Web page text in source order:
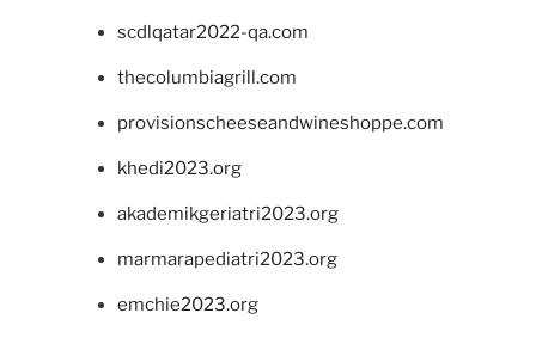
scdlqatar2022-qa.com
thecolumbiagrill.com
provisionscheeseandwineshoppe.com
khedi2023.org
akademikgeriatri2023.org
marmarapediatri2023.org
emchie2023.org